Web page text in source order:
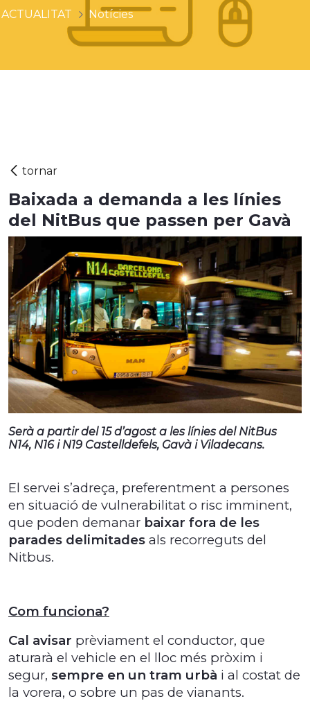
ACTUALITAT Notícies
Baixada a demanda a les línies
del NitBus que passen per Gavà
Serà a partir del 15 d’agost a les línies del NitBus
N14, N16 i N19 Castelldefels, Gavà i Viladecans.
El servei s’adreça, preferentment a persones
en situació de vulnerabilitat o risc imminent,
que poden demanar baixar fora de les
parades delimitades als recorreguts del
Nitbus.
Com funciona?
Cal avisar prèviament el conductor, que
aturarà el vehicle en el lloc més pròxim i
segur, sempre en un tram urbà i al costat de
la vorera, o sobre un pas de vianants.